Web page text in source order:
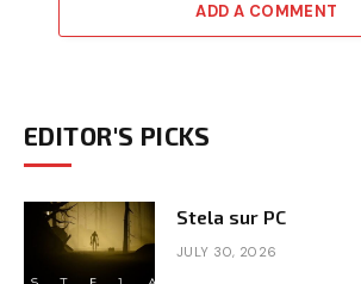
ADD A COMMENT
EDITOR'S PICKS
Stela sur PC
JULY 30, 2026